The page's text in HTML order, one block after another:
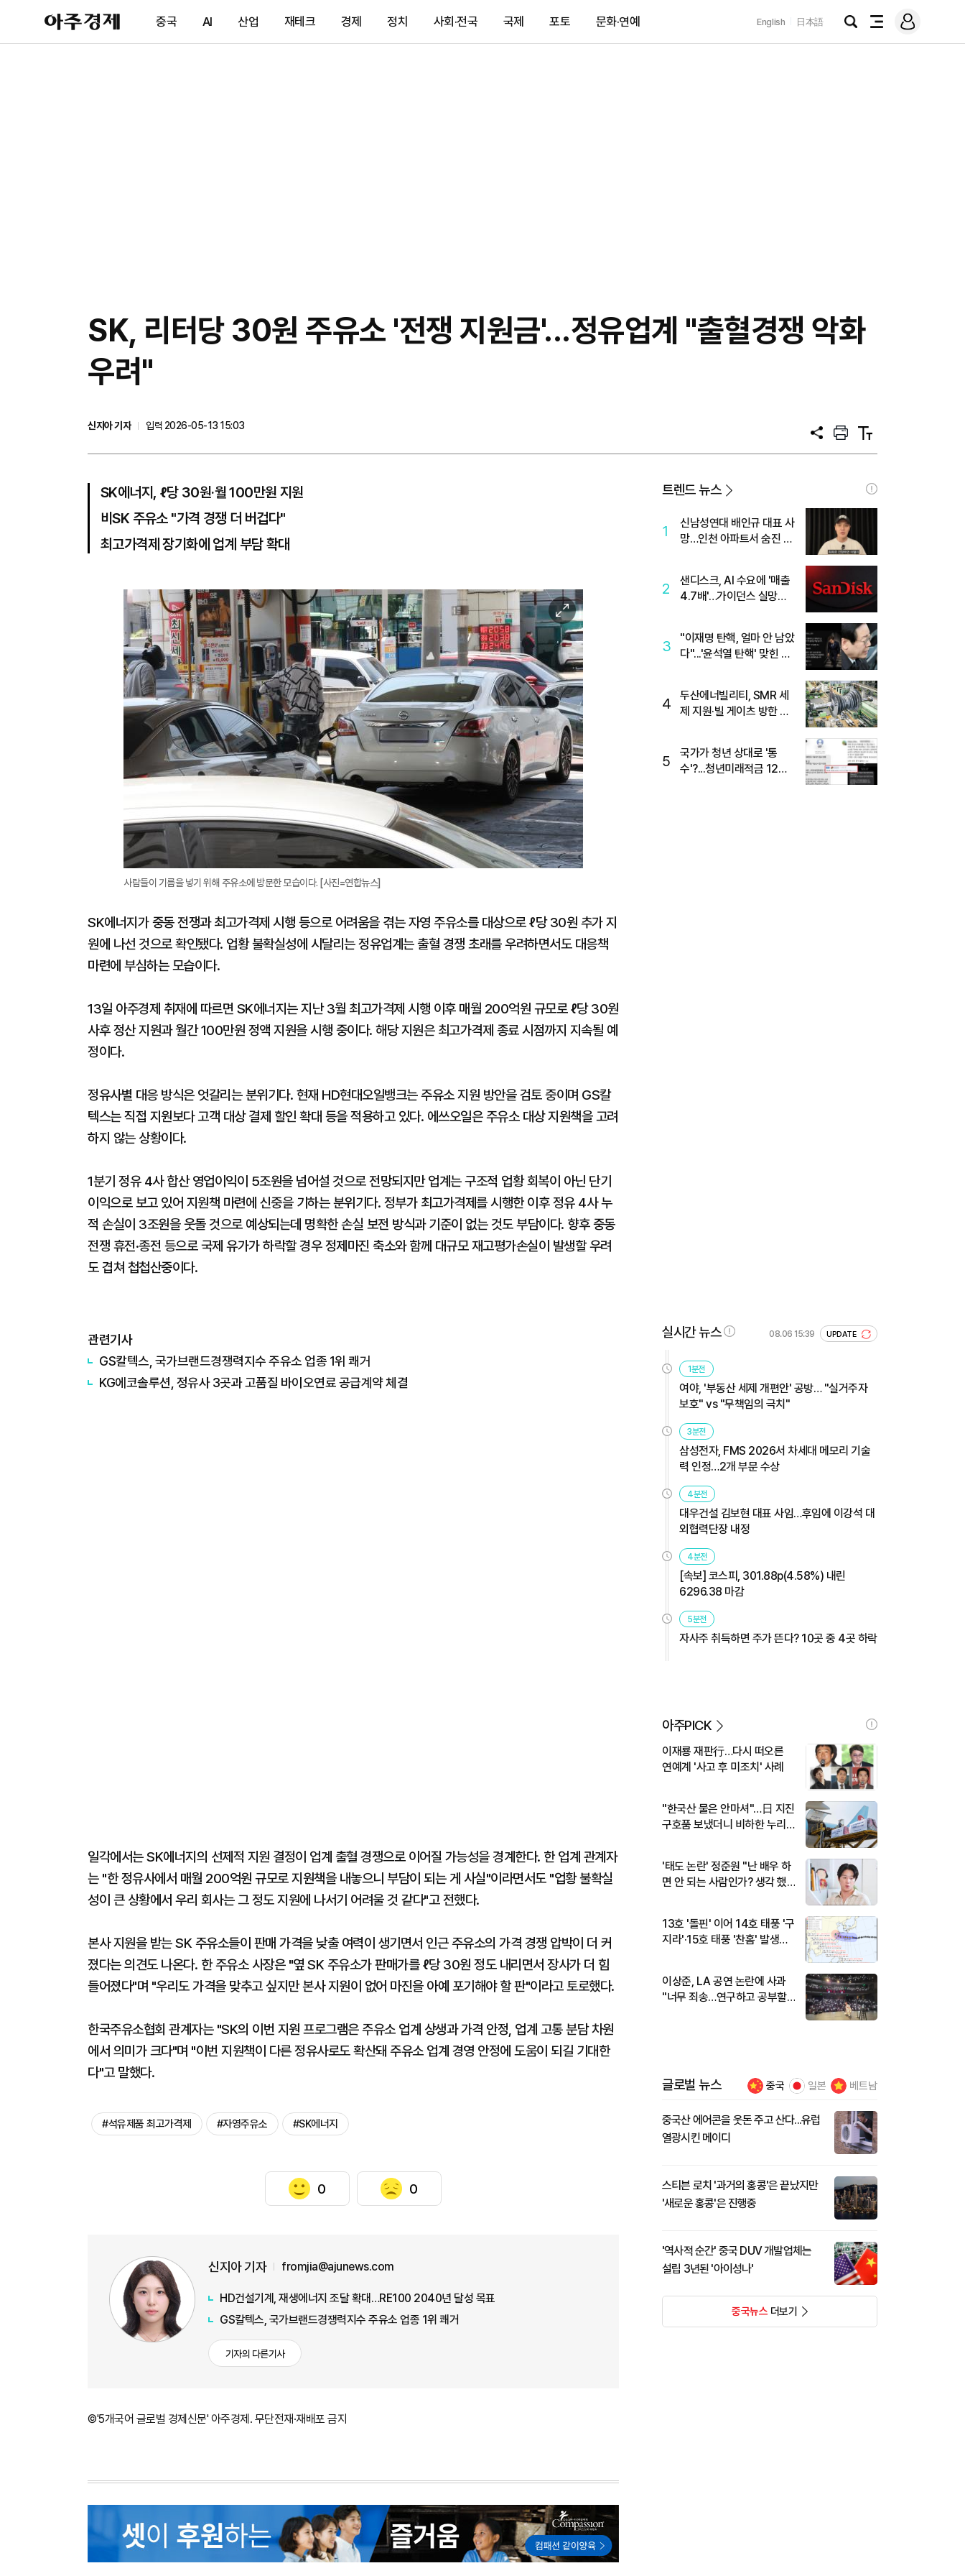
아
주
제
중국 AI 산업 재테크 경제 정치 사회·전국 국제 포토 문화·연예 English 日本語
검
전
메
그
SK, 리터당 30원 주유소 '전쟁 지원금'...정유업계 "출혈경쟁 악화
우려"
신지아 기자
입력 2026-05-13 15:03
공
프
트
텍
트
SK에너지, ℓ당 30원·월 100만원 지원
비SK 주유소 "가격 경쟁 더 버겁다"
최고가격제 장기화에 업계 부담 확대
이
미
지
확
대
사람들이 기름을 넣기 위해 주유소에 방문한 모습이다. [사진=연합뉴스]
SK에너지가 중동 전쟁과 최고가격제 시행 등으로 어려움을 겪는 자영 주유소를 대상으로 ℓ당 30원 추가 지
원에 나선 것으로 확인됐다. 업황 불확실성에 시달리는 정유업계는 출혈 경쟁 초래를 우려하면서도 대응책
마련에 부심하는 모습이다.
13일 아주경제 취재에 따르면 SK에너지는 지난 3월 최고가격제 시행 이후 매월 200억원 규모로 ℓ당 30원
사후 정산 지원과 월간 100만원 정액 지원을 시행 중이다. 해당 지원은 최고가격제 종료 시점까지 지속될 예
정이다.
정유사별 대응 방식은 엇갈리는 분위기다. 현재 HD현대오일뱅크는 주유소 지원 방안을 검토 중이며 GS칼
텍스는 직접 지원보다 고객 대상 결제 할인 확대 등을 적용하고 있다. 에쓰오일은 주유소 대상 지원책을 고려
하지 않는 상황이다.
1분기 정유 4사 합산 영업이익이 5조원을 넘어설 것으로 전망되지만 업계는 구조적 업황 회복이 아닌 단기
이익으로 보고 있어 지원책 마련에 신중을 기하는 분위기다. 정부가 최고가격제를 시행한 이후 정유 4사 누
적 손실이 3조원을 웃돌 것으로 예상되는데 명확한 손실 보전 방식과 기준이 없는 것도 부담이다. 향후 중동
전쟁 휴전·종전 등으로 국제 유가가 하락할 경우 정제마진 축소와 함께 대규모 재고평가손실이 발생할 우려
도 겹쳐 첩첩산중이다.
관련기사
GS칼텍스, 국가브랜드경쟁력지수 주유소 업종 1위 쾌거
KG에코솔루션, 정유사 3곳과 고품질 바이오연료 공급계약 체결
일각에서는 SK에너지의 선제적 지원 결정이 업계 출혈 경쟁으로 이어질 가능성을 경계한다. 한 업계 관계자
는 "한 정유사에서 매월 200억원 규모로 지원책을 내놓으니 부담이 되는 게 사실"이라면서도 "업황 불확실
성이 큰 상황에서 우리 회사는 그 정도 지원에 나서기 어려울 것 같다"고 전했다.
본사 지원을 받는 SK 주유소들이 판매 가격을 낮출 여력이 생기면서 인근 주유소의 가격 경쟁 압박이 더 커
졌다는 의견도 나온다. 한 주유소 사장은 "옆 SK 주유소가 판매가를 ℓ당 30원 정도 내리면서 장사가 더 힘
들어졌다"며 "우리도 가격을 맞추고 싶지만 본사 지원이 없어 마진을 아예 포기해야 할 판"이라고 토로했다.
한국주유소협회 관계자는 "SK의 이번 지원 프로그램은 주유소 업계 상생과 가격 안정, 업계 고통 분담 차원
에서 의미가 크다"며 "이번 지원책이 다른 정유사로도 확산돼 주유소 업계 경영 안정에 도움이 되길 기대한
다"고 말했다.
#석유제품 최고가격제 #자영주유소 #SK에너지
0 0
신지아 기자 fromjia@ajunews.com
HD건설기계, 재생에너지 조달 확대…RE100 2040년 달성 목표
GS칼텍스, 국가브랜드경쟁력지수 주유소 업종 1위 쾌거
기자의 다른기사
©'5개국어 글로벌 경제신문' 아주경제. 무단전재·재배포 금지
트렌드 뉴스
1
신남성연대 배인규 대표 사
망…인천 아파트서 숨진 채
2
샌디스크, AI 수요에 '매출
4.7배'…가이던스 실망에
3
"이재명 탄핵, 얼마 안 남았
다"...'윤석열 탄핵' 맞힌 무
4
두산에너빌리티, SMR 세
제 지원·빌 게이츠 방한 기
5
국가가 청년 상대로 '통
수'?...청년미래적금 12%
실시간 뉴스 08.06 15:39 UPDATE
1분전
여야, '부동산 세제 개편안' 공방… "실거주자
보호" vs "무책임의 극치"
3분전
삼성전자, FMS 2026서 차세대 메모리 기술
력 인정…2개 부문 수상
4분전
대우건설 김보현 대표 사임…후임에 이강석 대
외협력단장 내정
4분전
[속보] 코스피, 301.88p(4.58%) 내린
6296.38 마감
5분전
자사주 취득하면 주가 뜬다? 10곳 중 4곳 하락
아주PICK
이재룡 재판行…다시 떠오른
연예계 '사고 후 미조치' 사례
"한국산 물은 안마셔"…日 지진
구호품 보냈더니 비하한 누리
'태도 논란' 정준원 "난 배우 하
면 안 되는 사람인가? 생각 했
13호 '돌핀' 이어 14호 태풍 '구
지라'·15호 태풍 '찬홈' 발생…
이상준, LA 공연 논란에 사과
"너무 죄송…연구하고 공부할
글로벌 뉴스 중국 일본 베트남
중국산 에어콘을 웃돈 주고 산다...유럽
열광시킨 메이디
스티븐 로치 '과거의 홍콩'은 끝났지만
'새로운 홍콩'은 진행중
'역사적 순간' 중국 DUV 개발업체는
설립 3년된 '아이성나'
중국뉴스더보기